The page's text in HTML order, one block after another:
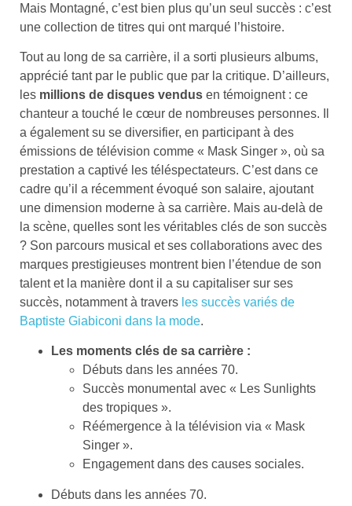
Mais Montagné, c’est bien plus qu’un seul succès : c’est
une collection de titres qui ont marqué l’histoire.
Tout au long de sa carrière, il a sorti plusieurs albums,
apprécié tant par le public que par la critique. D’ailleurs,
les millions de disques vendus en témoignent : ce
chanteur a touché le cœur de nombreuses personnes. Il
a également su se diversifier, en participant à des
émissions de télévision comme « Mask Singer », où sa
prestation a captivé les téléspectateurs. C’est dans ce
cadre qu’il a récemment évoqué son salaire, ajoutant
une dimension moderne à sa carrière. Mais au-delà de
la scène, quelles sont les véritables clés de son succès
? Son parcours musical et ses collaborations avec des
marques prestigieuses montrent bien l’étendue de son
talent et la manière dont il a su capitaliser sur ses
succès, notamment à travers les succès variés de
Baptiste Giabiconi dans la mode.
Les moments clés de sa carrière :
Débuts dans les années 70.
Succès monumental avec « Les Sunlights
des tropiques ».
Réémergence à la télévision via « Mask
Singer ».
Engagement dans des causes sociales.
Débuts dans les années 70.